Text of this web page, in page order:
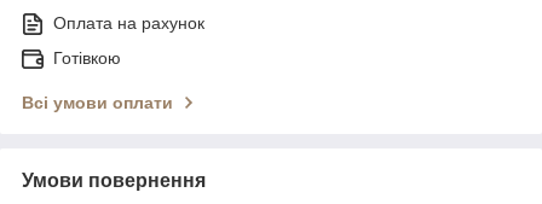
Оплата на рахунок
Готівкою
Всі умови оплати
Умови повернення